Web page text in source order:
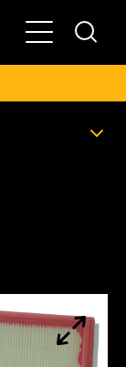
Увімкнути/